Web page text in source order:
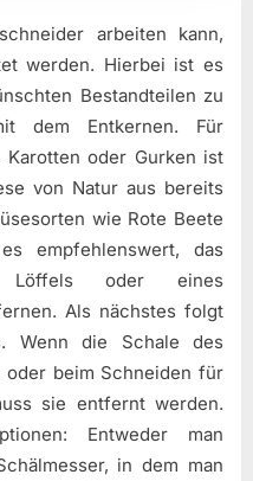
arbeiten kann,
werden. Hierbei ist es
Bestandteilen zu
dem Entkernen. Für
oder Gurken ist
von Natur aus bereits
wie Rote Beete
empfehlenswert, das
oder eines
Als nächstes folgt
Wenn die Schale des
oder beim Schneiden für
sie entfernt werden.
Entweder man
in dem man